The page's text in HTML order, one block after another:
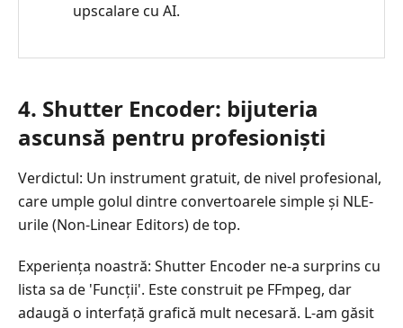
upscalare cu AI.
4. Shutter Encoder: bijuteria
ascunsă pentru profesioniști
Verdictul: Un instrument gratuit, de nivel profesional,
care umple golul dintre convertoarele simple și NLE-
urile (Non-Linear Editors) de top.
Experiența noastră: Shutter Encoder ne-a surprins cu
lista sa de 'Funcții'. Este construit pe FFmpeg, dar
adaugă o interfață grafică mult necesară. L-am găsit